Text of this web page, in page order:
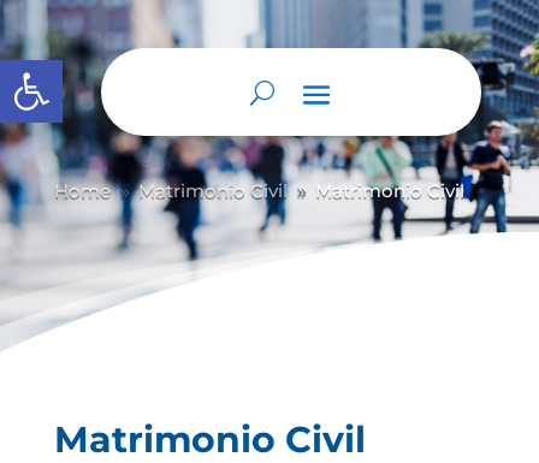
Abrir barra de herramientas
Home 9 Matrimonio Civil 9 Matrimonio Civil
Matrimonio Civil